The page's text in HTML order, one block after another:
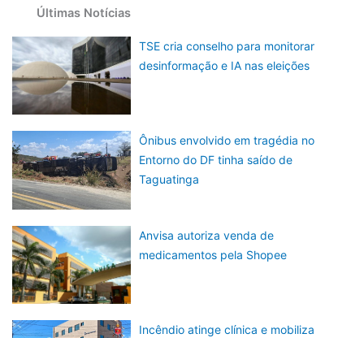
Últimas Notícias
TSE cria conselho para monitorar
desinformação e IA nas eleições
Ônibus envolvido em tragédia no
Entorno do DF tinha saído de
Taguatinga
Anvisa autoriza venda de
medicamentos pela Shopee
Incêndio atinge clínica e mobiliza